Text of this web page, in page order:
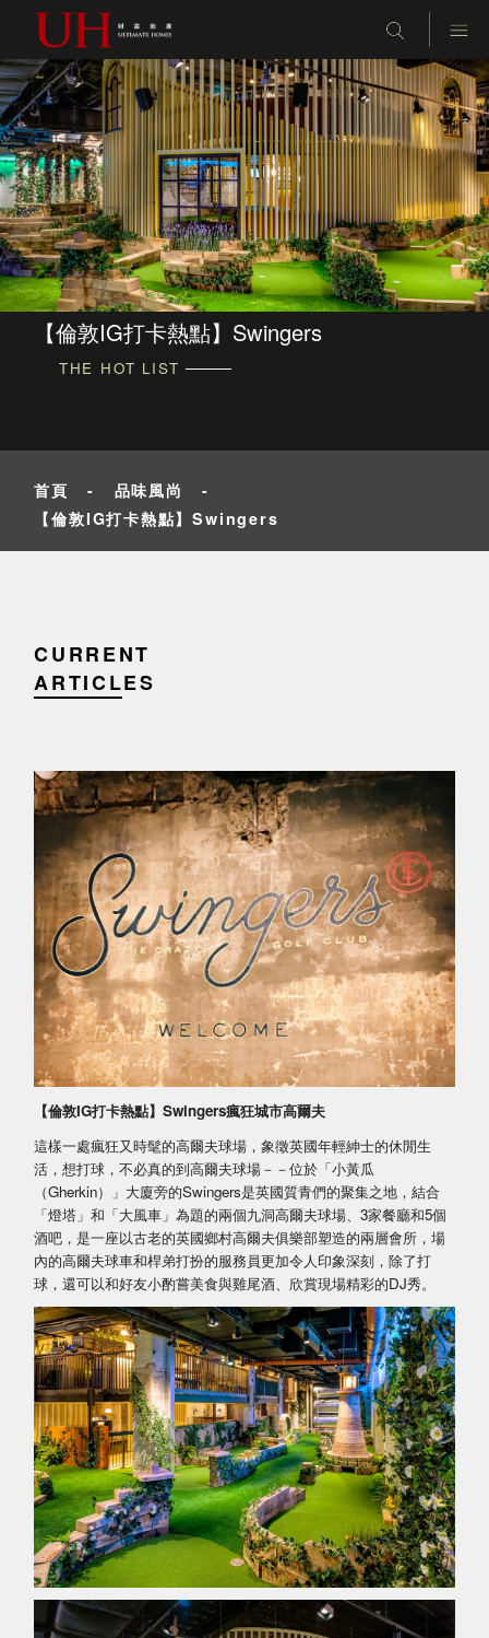
【倫敦IG打卡熱點】Swingers
THE HOT LIST
首頁 - 品味風尚
-
【倫敦IG打卡熱點】Swingers
CURRENT
ARTICLES
【倫敦IG打卡熱點】Swingers瘋狂城市高爾夫
這樣一處瘋狂又時髦的高爾夫球場，象徵英國年輕紳士的休閒生
活，想打球，不必真的到高爾夫球場－－位於「小黃瓜
（Gherkin）」大廈旁的Swingers是英國質青們的聚集之地，結合
「燈塔」和「大風車」為題的兩個九洞高爾夫球場、3家餐廳和5個
酒吧，是一座以古老的英國鄉村高爾夫俱樂部塑造的兩層會所，場
內的高爾夫球車和桿弟打扮的服務員更加令人印象深刻，除了打
球，還可以和好友小酌嘗美食與雞尾酒、欣賞現場精彩的DJ秀。